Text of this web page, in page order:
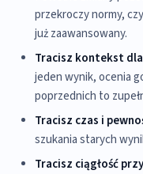
przekroczy normy,
już zaawansowany.
Tracisz kontekst
jeden wynik, ocenia
poprzednich to
Tracisz czas i
szukania starych
Tracisz ciągłość